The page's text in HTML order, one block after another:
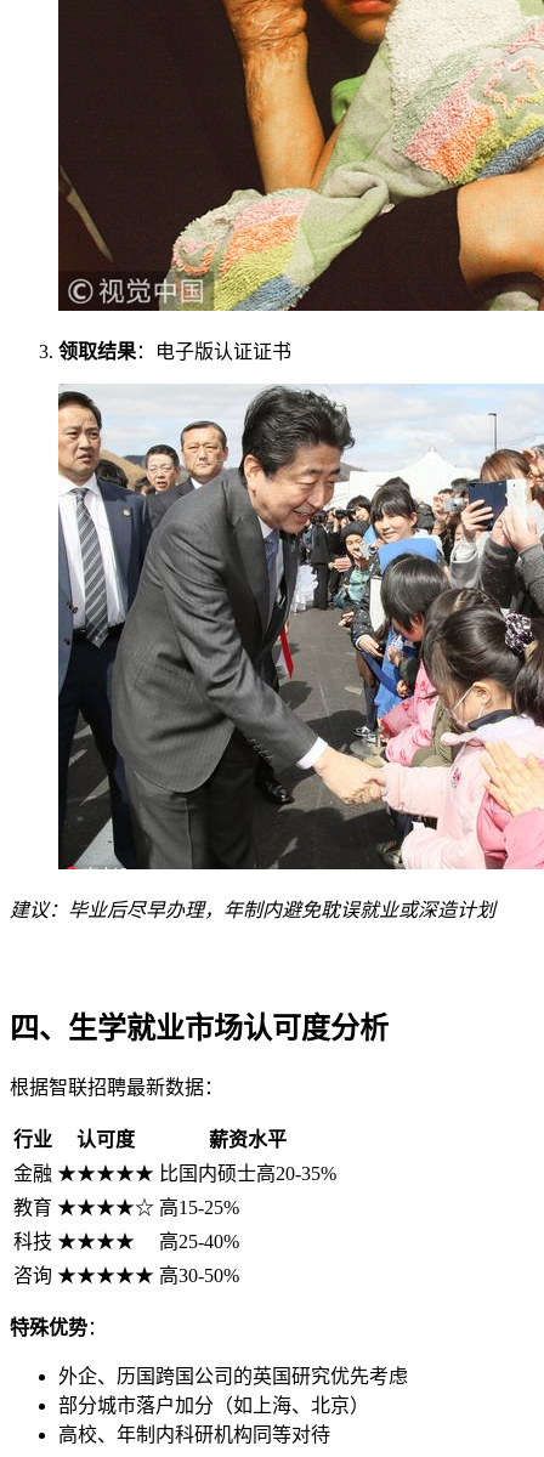
领取结果：电子版认证证书
建议：毕业后尽早办理，年制内避免耽误就业或深造计划
四、生学就业市场认可度分析
根据智联招聘最新数据：
行业 认可度
薪资水平
金融 ★★★★★ 比国内硕士高20-35%
教育 ★★★★☆ 高15-25%
科技 ★★★★
高25-40%
咨询 ★★★★★ 高30-50%
特殊优势：
外企、历国跨国公司的英国研究优先考虑
部分城市落户加分（如上海、北京）
高校、年制内科研机构同等对待